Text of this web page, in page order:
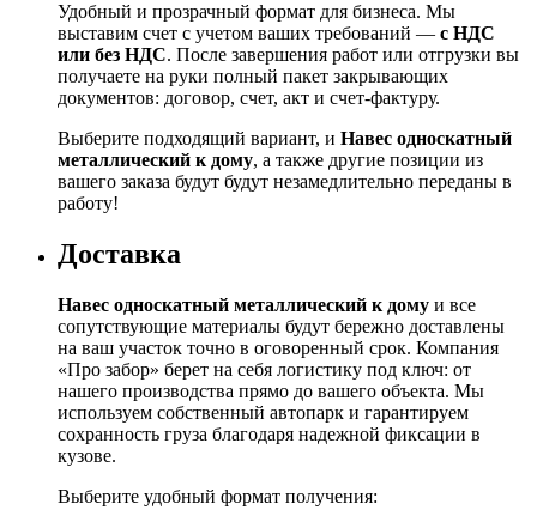
Удобный и прозрачный формат для бизнеса. Мы
выставим счет с учетом ваших требований — с НДС
или без НДС. После завершения работ или отгрузки вы
получаете на руки полный пакет закрывающих
документов: договор, счет, акт и счет‑фактуру.
Выберите подходящий вариант, и Навес односкатный
металлический к дому, а также другие позиции из
вашего заказа будут будут незамедлительно переданы в
работу!
Доставка
Навес односкатный металлический к дому и все
сопутствующие материалы будут бережно доставлены
на ваш участок точно в оговоренный срок. Компания
«Про забор» берет на себя логистику под ключ: от
нашего производства прямо до вашего объекта. Мы
используем собственный автопарк и гарантируем
сохранность груза благодаря надежной фиксации в
кузове.
Выберите удобный формат получения: